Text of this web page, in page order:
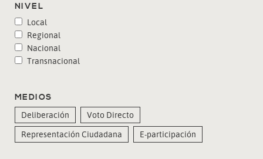
NIVEL
Local
Regional
Nacional
Transnacional
MEDIOS
Deliberación
Voto Directo
Representación Ciudadana
E-participación